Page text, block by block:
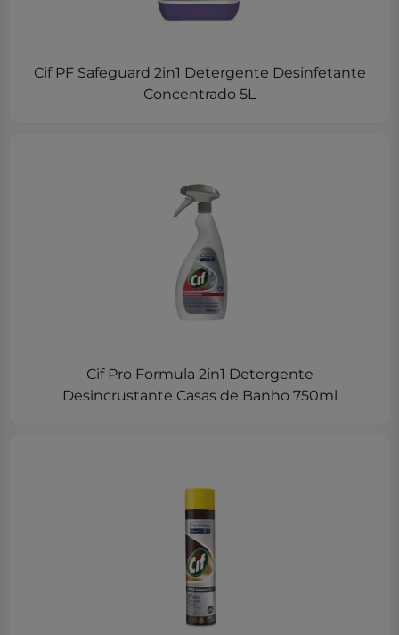
Cif PF Safeguard 2in1 Detergente Desinfetante
Concentrado 5L
Cif Pro Formula 2in1 Detergente
Desincrustante Casas de Banho 750ml